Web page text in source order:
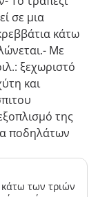
σε μια
κάτω
Με
ξεχωριστό
και
της
ποδηλάτων
κάτω των τριών